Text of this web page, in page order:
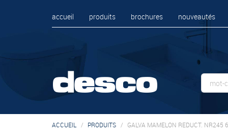
accueil produits brochures nouveautés
ACCUEIL PRODUITS GALVA MAMELON REDUCT. NR245